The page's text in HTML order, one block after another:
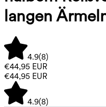
langen
4.9(8)
€44,95 EUR
€44,95 EUR
4.9(8)